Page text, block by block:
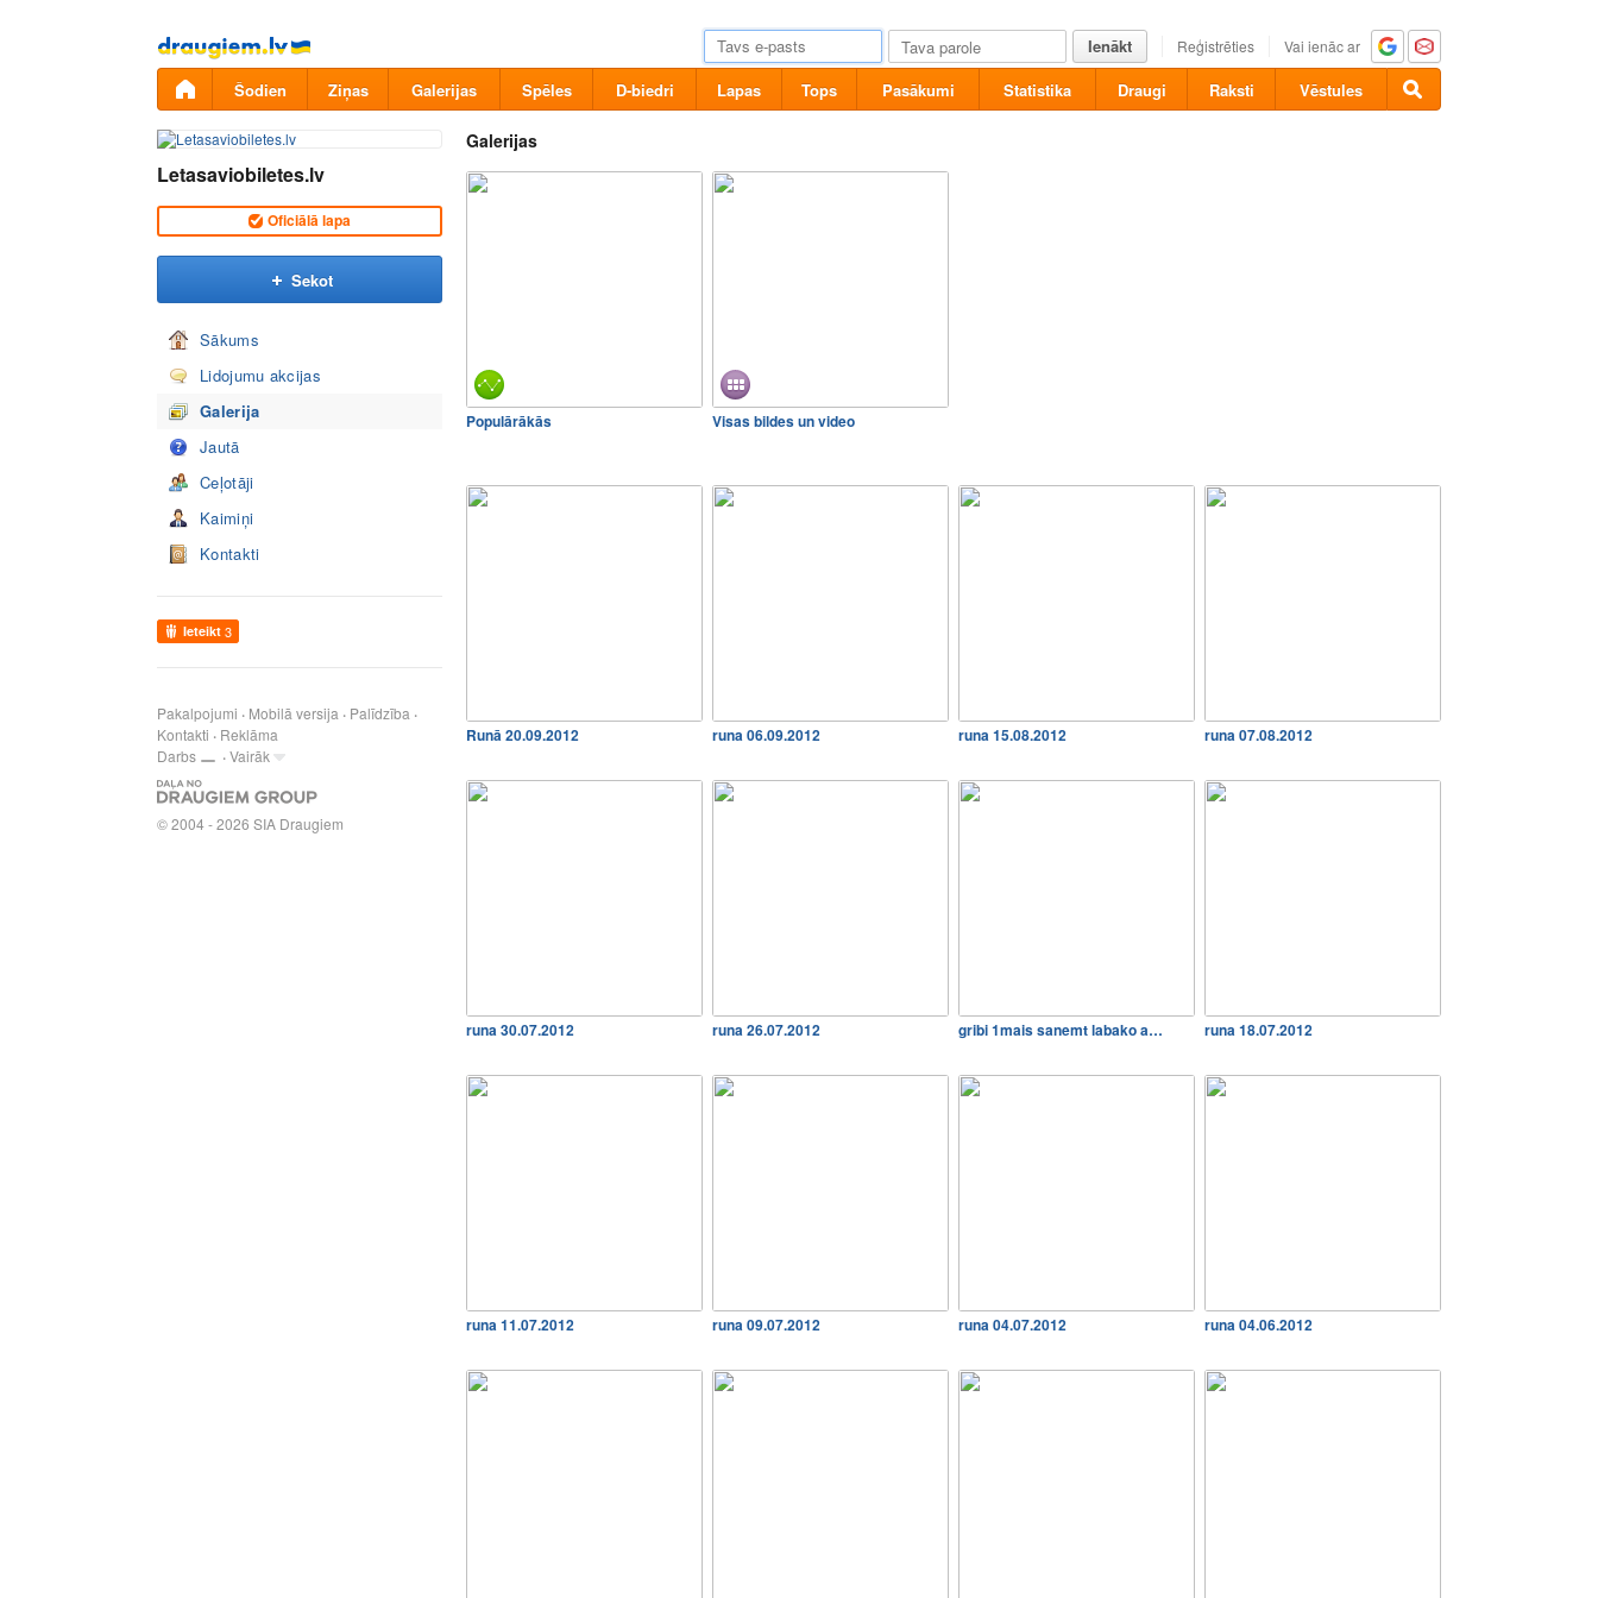
Pāriet
uz
saturu
Ienākt Reģistrēties Vai ienāc ar
Šodien Ziņas Galerijas Spēles D-biedri Lapas Tops Pasākumi Statistika Draugi Raksti Vēstules
Letasaviobiletes.lv
Oficiālā lapa
Sekot
Sākums
Lidojumu akcijas
Galerija
Jautā
Ceļotāji
Kaimiņi
Kontakti
Ieteikt 3
Pakalpojumi Mobilā versija
Palīdzība
Kontakti
Reklāma
Darbs
Vairāk
© 2004 - 2026 SIA Draugiem
Galerijas
Populārākās Visas bildes un video
Runā 20.09.2012 runa 06.09.2012 runa 15.08.2012 runa 07.08.2012
runa 30.07.2012 runa 26.07.2012 gribi 1mais sanemt labako a… runa 18.07.2012
runa 11.07.2012 runa 09.07.2012 runa 04.07.2012 runa 04.06.2012